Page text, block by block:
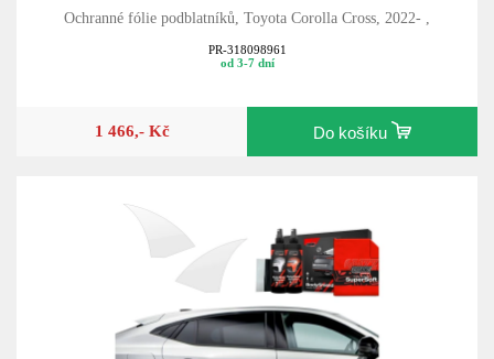
Ochranné fólie podblatníků, Toyota Corolla Cross, 2022- ,
PR-318098961
od 3-7 dní
1 466,- Kč Do košíku